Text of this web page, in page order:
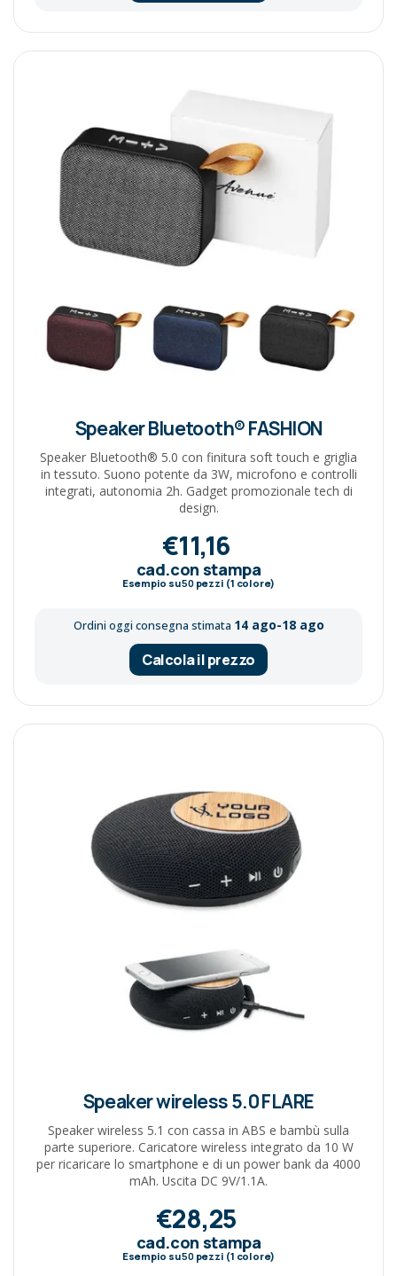
Speaker Bluetooth® FASHION
Speaker Bluetooth® 5.0 con finitura soft touch e griglia
in tessuto. Suono potente da 3W, microfono e controlli
integrati, autonomia 2h. Gadget promozionale tech di
design.
€11,16
cad.con stampa
Esempio su50pezzi (1 colore)
Ordini oggi consegna stimata 14 ago-18 ago
Calcola il prezzo
Speaker wireless 5.0 FLARE
Speaker wireless 5.1 con cassa in ABS e bambù sulla
parte superiore. Caricatore wireless integrato da 10 W
per ricaricare lo smartphone e di un power bank da 4000
mAh. Uscita DC 9V/1.1A.
€28,25
cad.con stampa
Esempio su50pezzi (1 colore)